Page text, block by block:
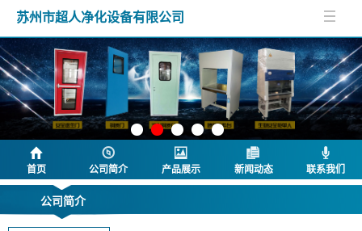
苏州市超人净化设备有限公司
首页 公司简介 产品展示 新闻动态 联系我们
公司简介